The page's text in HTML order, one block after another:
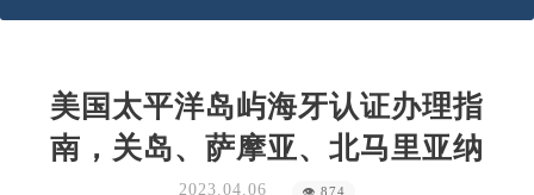
美国太平洋岛屿海牙认证办理指
南，关岛、萨摩亚、北马里亚纳
2023.04.06 👁 874